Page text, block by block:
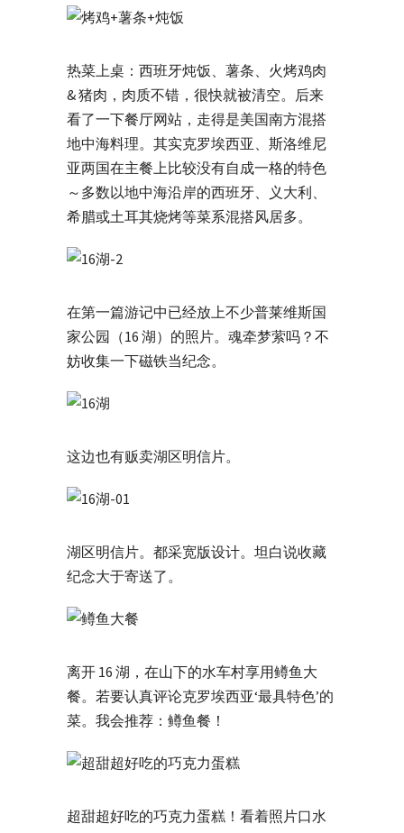
热菜上桌：西班牙炖饭、薯条、火烤鸡肉
& 猪肉，肉质不错，很快就被清空。后来
看了一下餐厅网站，走得是美国南方混搭
地中海料理。其实克罗埃西亚、斯洛维尼
亚两国在主餐上比较没有自成一格的特色
～多数以地中海沿岸的西班牙、义大利、
希腊或土耳其烧烤等菜系混搭风居多。
在第一篇游记中已经放上不少普莱维斯国
家公园（16 湖）的照片。魂牵梦萦吗？不
妨收集一下磁铁当纪念。
这边也有贩卖湖区明信片。
湖区明信片。都采宽版设计。坦白说收藏
纪念大于寄送了。
离开 16 湖，在山下的水车村享用鳟鱼大
餐。若要认真评论克罗埃西亚‘最具特色’的
菜。我会推荐：鳟鱼餐！
超甜超好吃的巧克力蛋糕！看着照片口水